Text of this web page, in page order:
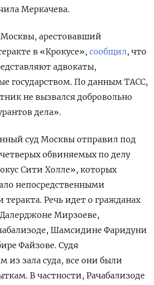
Меркачева.
арестовавший
в «Крокусе», сообщил, что
адвокаты,
государством. По данным ТАСС,
не вызвался добровольно
дела».
суд Москвы отправил под
обвиняемых по делу
Сити Холле», которых
непосредственными
Речь идет о гражданах
Мирзоеве,
Шамсидине Фаридуни
Файзове. Судя
из зала суда, все они были
В частности, Рачабализоде